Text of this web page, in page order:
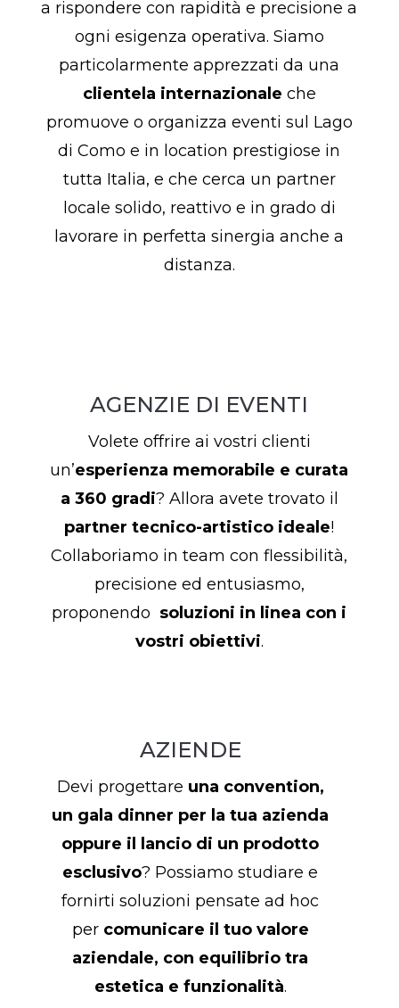
a rispondere con rapidità e precisione a
ogni esigenza operativa. Siamo
particolarmente apprezzati da una
clientela internazionale che
promuove o organizza eventi sul Lago
di Como e in location prestigiose in
tutta Italia, e che cerca un partner
locale solido, reattivo e in grado di
lavorare in perfetta sinergia anche a
distanza.
AGENZIE DI EVENTI
Volete offrire ai vostri clienti
un’esperienza memorabile e curata
a 360 gradi? Allora avete trovato il
partner tecnico-artistico ideale!
Collaboriamo in team con flessibilità,
precisione ed entusiasmo,
proponendo soluzioni in linea con i
vostri obiettivi.
AZIENDE
Devi progettare una convention,
un gala dinner per la tua azienda
oppure il lancio di un prodotto
esclusivo? Possiamo studiare e
fornirti soluzioni pensate ad hoc
per comunicare il tuo valore
aziendale, con equilibrio tra
estetica e funzionalità.